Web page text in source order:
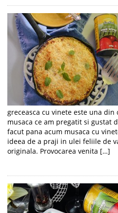
greceasca cu vinete este una
musaca ce am pregatit si gustat
facut pana acum musaca cu
ideea de a praji in ulei feliile de
originala. Provocarea venita […]